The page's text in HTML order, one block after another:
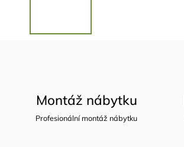
Montáž nábytku
Profesionální montáž nábytku